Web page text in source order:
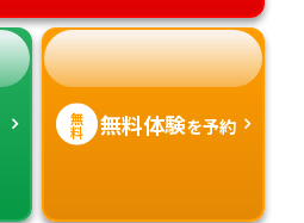
無
料 無料体験を予約